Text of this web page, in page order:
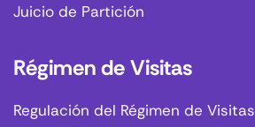
Juicio de Partición
Régimen de Visitas
Regulación del Régimen de Visitas